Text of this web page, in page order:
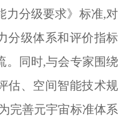
力分级要求》标准,对
分级体系和评价指标
。同时,与会专家围绕
估、空间智能技术规
完善元宇宙标准体系